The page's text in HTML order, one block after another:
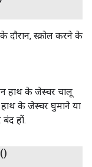
स्क्रोल करने के
हाथ के जेस्चर चालू
के जेस्चर घुमाने या
हों.
()